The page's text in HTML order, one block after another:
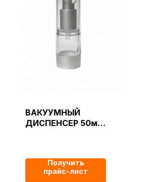
ВАКУУМНЫЙ
ДИСПЕНСЕР 50мл
Получить
прайс-лист